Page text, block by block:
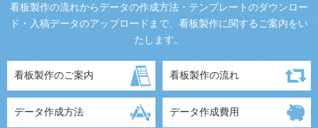
看板製作の流れからデータの作成方法・テンプレートのダウンロー
ド・入稿データのアップロードまで、看板製作に関するご案内をい
たします。
看板製作のご案内 看板製作の流れ
データ作成方法 データ作成費用